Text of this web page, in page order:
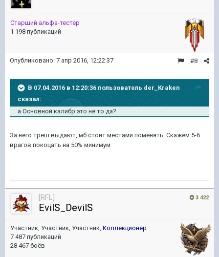
Старший альфа-тестер
1 198 публикаций
#8
Опубликовано: 7 апр 2016, 12:22:37
В 07.04.2016 в 12:20:36 пользователь der_Kraken
сказал:
а Основной калибр это не то да?
За него треш выдают, мб стоит местами поменять. Скажем 5-6
врагов покоцать на 50% минимум
3 422
[RFL]
EvilS_DevilS
Участник, Участник, Участник, Коллекционер
7 487 публикаций
28 467 боёв